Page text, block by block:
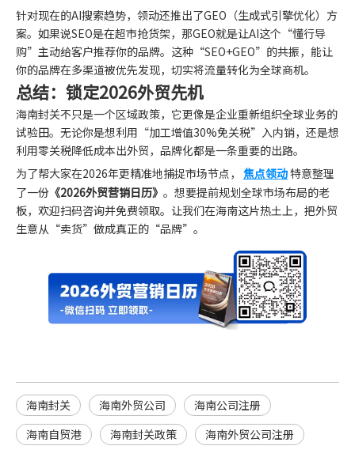
针对现在的AI搜索趋势，领动还推出了GEO（生成式引擎优化）方
案。如果说SEO是在超市抢货架，那GEO就是让AI这个“懂行导
购”主动给客户推荐你的品牌。这种“SEO+GEO”的共振，能让
你的品牌在多渠道被优先发现，切实将流量转化为全球商机。
总结：锁定2026外贸先机
海南封关不只是一个区域政策，它更像是企业重新组织全球业务的
试验田。无论你是想利用“加工增值30%免关税”入内销，还是想
利用零关税降低成本出外贸，品牌化都是一条重要的出路。
为了帮大家在2026年更精准地捕捉市场节点， 焦点领动特意整理
了一份 《2026外贸营销日历》 。想要提前规划全球市场布局的老
板，欢迎扫码咨询并免费领取。让我们在海南这片热土上，把外贸
生意从“卖货”做成真正的“品牌”。
海南封关 海南外贸公司
海南公司注册
海南自贸港
海南封关政策 海南外贸公司注册